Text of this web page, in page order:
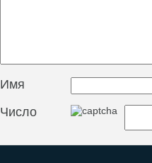
Имя
Число